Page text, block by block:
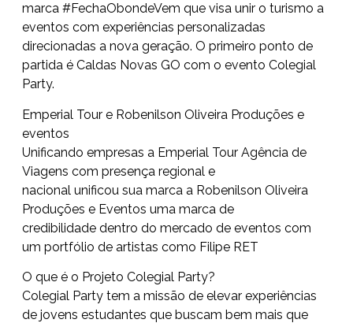
marca #FechaObondeVem que visa unir o turismo a
eventos com experiências personalizadas
direcionadas a nova geração. O primeiro ponto de
partida é Caldas Novas GO com o evento Colegial
Party.
Emperial Tour e Robenilson Oliveira Produções e
eventos
Unificando empresas a Emperial Tour Agência de
Viagens com presença regional e
nacional unificou sua marca a Robenilson Oliveira
Produções e Eventos uma marca de
credibilidade dentro do mercado de eventos com
um portfólio de artistas como Filipe RET
O que é o Projeto Colegial Party?
Colegial Party tem a missão de elevar experiências
de jovens estudantes que buscam bem mais que